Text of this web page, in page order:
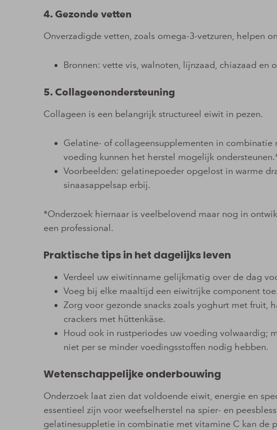
4. Gezonde vetten
Onverzadigde vetten, zoals omega-3-vetzuren, helpen
Bronnen: vette vis, walnoten, lijnzaad, chiazaad en
5. Collageenondersteuning
Collageen is een belangrijk structureel eiwit in pezen.
Gelatine- of collageensupplementen in combinatie
voeding kunnen het herstel mogelijk
Voorbeelden: gelatinepoeder opgelost in warme
sinaasappelsap erbij.
*Onderzoek hiernaar is veelbelovend maar nog in
een professional.
Praktische tips in het dagelijks leven
Verdeel uw eiwitinname gelijkmatig over de dag
Voeg bij elke maaltijd een eiwitrijke component toe.
Zorg voor gezonde snacks zoals yoghurt met fruit,
crackers met hüttenkäse.
Houd ook in rustperiodes uw voeding volwaardig;
niet per se minder voedingsstoffen nodig hebben.
Wetenschappelijke onderbouwing
Onderzoek laat zien dat voldoende eiwit, energie en
essentieel zijn voor weefselherstel na spier- en
gelatinesuppletie in combinatie met vitamine C kan de